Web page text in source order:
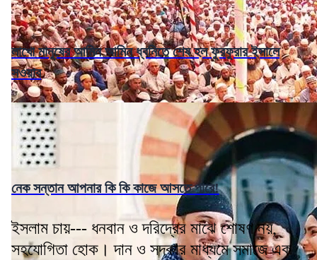
লাখো মানুষের আমিন আমিন ধ্বনিতে শেষ হল ফুরফুরার ইসালে
সওয়াব
নেক সন্তান আপনার কি কি কাজে আসতে পারে!
ইসলাম চায়--- ধনবান ও দরিদ্রের মাঝে শোষণ নয়,
সহযোগিতা হোক। দান ও সদকার মাধ্যমে সমাজে এক